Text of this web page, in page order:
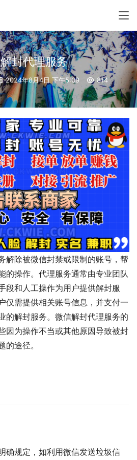
封代理服务
2024年8月4日 下午5:09 814
解除被微信封禁或限制的账号，帮
的操作。代理服务通常由专业团队
段和人工操作为用户提供解封服
仅需提供相关账号信息，并支付一
的解封服务。微信解封代理服务的
因为操作不当或其他原因导致被封
的途径。
确规定，如利用微信发送垃圾信